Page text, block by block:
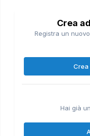
Crea
Registra un
Crea
Hai già